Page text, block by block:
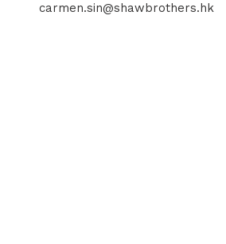
carmen.sin@shawbrothers.hk